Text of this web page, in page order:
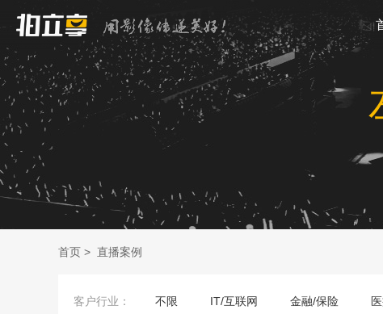
首页 > 直播案例
客户行业： 不限 IT/互联网 金融/保险